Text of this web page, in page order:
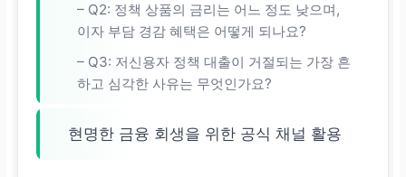
– Q2: 정책 상품의 금리는 어느 정도 낮으며,
이자 부담 경감 혜택은 어떻게 되나요?
– Q3: 저신용자 정책 대출이 거절되는 가장 흔
하고 심각한 사유는 무엇인가요?
현명한 금융 회생을 위한 공식 채널 활용